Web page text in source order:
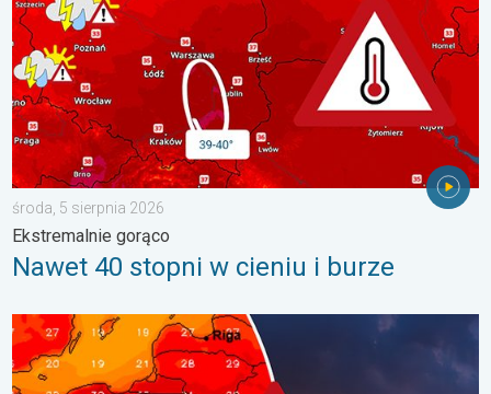
środa, 5 sierpnia 2026
Ekstremalnie gorąco
Nawet 40 stopni w cieniu i burze
Silny upał i burzowe chmury. Niebezpieczna pogoda. . .